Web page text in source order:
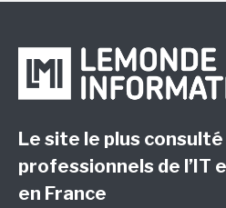
Le site le plus consulté
professionnels de l’IT
en France